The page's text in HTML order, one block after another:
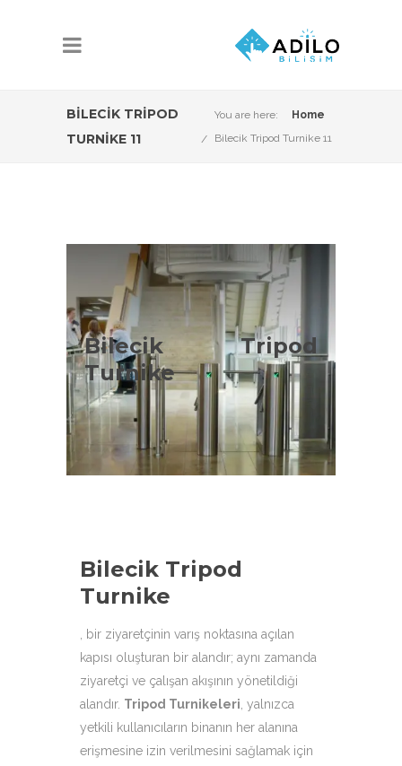
BILECIK TRIPOD
TURNIKE 11
You are here:
Home
Bilecik Tripod Turnike 11
Bilecik Tripod
Turnike
Bilecik Tripod
Turnike Çeşitleri
Bilecik Tripod Turnike Sistemleri
konusunda Adilo Bilişim olarak
aşağıdaki ürün çeşitleri ile
hizmetinizdeyiz.
Bilecik Tripod
Turnike
, bir ziyaretçinin varış noktasına açılan
kapısı oluşturan bir alandır; aynı zamanda
ziyaretçi ve çalışan akışının yönetildiği
alandır. Tripod Turnikeleri yalnızca
yetkili kullanıcıların binanın her alanına
erişmesine izin verilmesini sağlamak için